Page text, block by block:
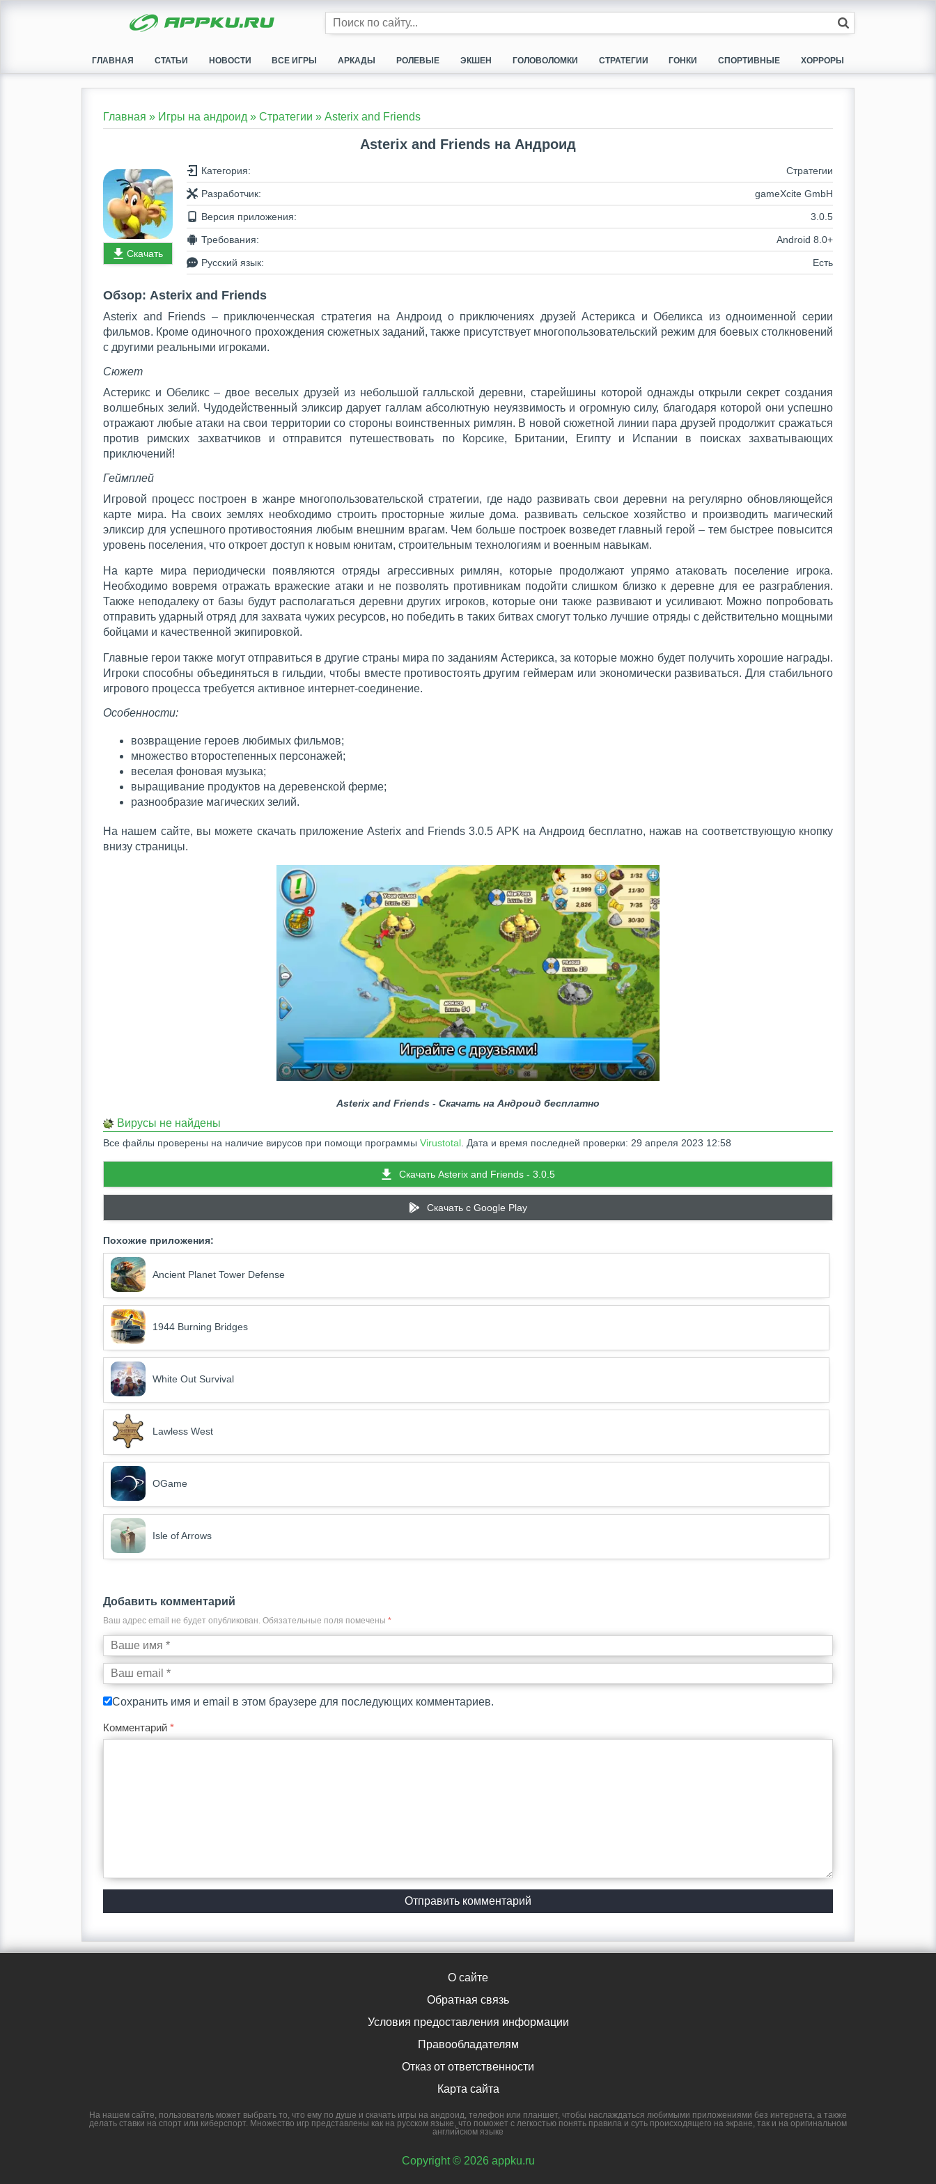
ГЛАВНАЯ СТАТЬИ НОВОСТИ ВСЕ ИГРЫ АРКАДЫ РОЛЕВЫЕ ЭКШЕН ГОЛОВОЛОМКИ СТРАТЕГИИ ГОНКИ СПОРТИВНЫЕ ХОРРОРЫ
Главная » Игры на андроид » Стратегии » Asterix and Friends
Asterix and Friends на Андроид
Скачать
Категория: Стратегии
Разработчик: gameXcite GmbH
Версия приложения: 3.0.5
Требования: Android 8.0+
Русский язык: Есть
Обзор: Asterix and Friends
Asterix and Friends – приключенческая стратегия на Андроид о приключениях друзей Астерикса и Обеликса из одноименной серии
фильмов. Кроме одиночного прохождения сюжетных заданий, также присутствует многопользовательский режим для боевых столкновений
с другими реальными игроками.
Сюжет
Астерикс и Обеликс – двое веселых друзей из небольшой галльской деревни, старейшины которой однажды открыли секрет создания
волшебных зелий. Чудодейственный эликсир дарует галлам абсолютную неуязвимость и огромную силу, благодаря которой они успешно
отражают любые атаки на свои территории со стороны воинственных римлян. В новой сюжетной линии пара друзей продолжит сражаться
против римских захватчиков и отправится путешествовать по Корсике, Британии, Египту и Испании в поисках захватывающих
приключений!
Геймплей
Игровой процесс построен в жанре многопользовательской стратегии, где надо развивать свои деревни на регулярно обновляющейся
карте мира. На своих землях необходимо строить просторные жилые дома. развивать сельское хозяйство и производить магический
эликсир для успешного противостояния любым внешним врагам. Чем больше построек возведет главный герой – тем быстрее повысится
уровень поселения, что откроет доступ к новым юнитам, строительным технологиям и военным навыкам.
На карте мира периодически появляются отряды агрессивных римлян, которые продолжают упрямо атаковать поселение игрока.
Необходимо вовремя отражать вражеские атаки и не позволять противникам подойти слишком близко к деревне для ее разграбления.
Также неподалеку от базы будут располагаться деревни других игроков, которые они также развивают и усиливают. Можно попробовать
отправить ударный отряд для захвата чужих ресурсов, но победить в таких битвах смогут только лучшие отряды с действительно мощными
бойцами и качественной экипировкой.
Главные герои также могут отправиться в другие страны мира по заданиям Астерикса, за которые можно будет получить хорошие награды.
Игроки способны объединяться в гильдии, чтобы вместе противостоять другим геймерам или экономически развиваться. Для стабильного
игрового процесса требуется активное интернет-соединение.
Особенности:
возвращение героев любимых фильмов;
множество второстепенных персонажей;
веселая фоновая музыка;
выращивание продуктов на деревенской ферме;
разнообразие магических зелий.
На нашем сайте, вы можете скачать приложение Asterix and Friends 3.0.5 APK на Андроид бесплатно, нажав на соответствующую кнопку
внизу страницы.
Asterix and Friends - Скачать на Андроид бесплатно
Вирусы не найдены
Все файлы проверены на наличие вирусов при помощи программы Virustotal . Дата и время последней проверки: 29 апреля 2023 12:58
Скачать Asterix and Friends - 3.0.5
Скачать c Google Play
Похожие приложения:
Ancient Planet Tower Defense
1944 Burning Bridges
White Out Survival
Lawless West
OGame
Isle of Arrows
Добавить комментарий
Ваш адрес email не будет опубликован. Обязательные поля помечены *
Сохранить имя и email в этом браузере для последующих комментариев.
Комментарий *
О сайте
Обратная связь
Условия предоставления информации
Правообладателям
Отказ от ответственности
Карта сайта
На нашем сайте, пользователь может выбрать то, что ему по душе и скачать игры на андроид, телефон или планшет, чтобы наслаждаться любимыми приложениями без интернета, а также
делать ставки на спорт или киберспорт. Множество игр представлены как на русском языке, что поможет с легкостью понять правила и суть происходящего на экране, так и на оригинальном
английском языке
Copyright © 2026 appku.ru